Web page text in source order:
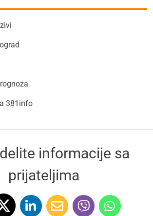
381info
informacije sa
prijateljima